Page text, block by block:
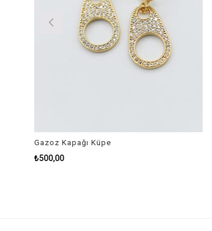
Gazoz Kapağı Küpe
₺500,00